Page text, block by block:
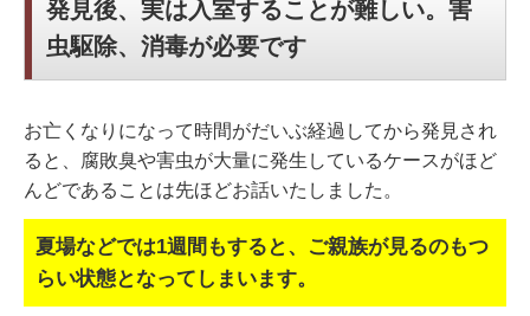
発見後、実は入室することが難しい。害
虫駆除、消毒が必要です
お亡くなりになって時間がだいぶ経過してから発見され
ると、腐敗臭や害虫が大量に発生しているケースがほど
んどであることは先ほどお話いたしました。
夏場などでは1週間もすると、ご親族が見るのもつ
らい状態となってしまいます。